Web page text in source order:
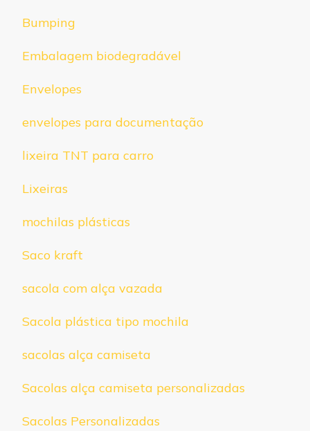
Bumping
Embalagem biodegradável
Envelopes
envelopes para documentação
lixeira TNT para carro
Lixeiras
mochilas plásticas
Saco kraft
sacola com alça vazada
Sacola plástica tipo mochila
sacolas alça camiseta
Sacolas alça camiseta personalizadas
Sacolas Personalizadas